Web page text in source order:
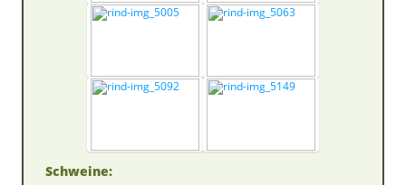
Schweine: